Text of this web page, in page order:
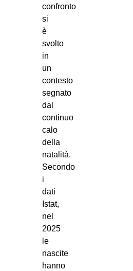
confronto
si
è
svolto
in
un
contesto
segnato
dal
continuo
calo
della
natalità.
Secondo
i
dati
Istat,
nel
2025
le
nascite
hanno